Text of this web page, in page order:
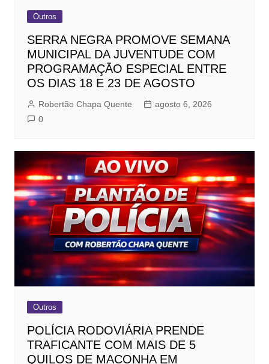
Outros
SERRA NEGRA PROMOVE SEMANA
MUNICIPAL DA JUVENTUDE COM
PROGRAMAÇÃO ESPECIAL ENTRE
OS DIAS 18 E 23 DE AGOSTO
Robertão Chapa Quente
agosto 6, 2026
0
Outros
POLÍCIA RODOVIÁRIA PRENDE
TRAFICANTE COM MAIS DE 5
QUILOS DE MACONHA EM